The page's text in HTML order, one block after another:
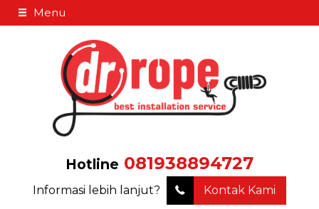
Menu
Hotline 081938894727
Informasi lebih lanjut? Kontak Kami